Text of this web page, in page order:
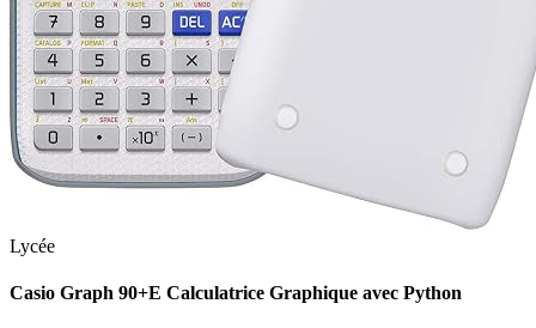
Lycée
Casio Graph 90+E Calculatrice Graphique avec Python